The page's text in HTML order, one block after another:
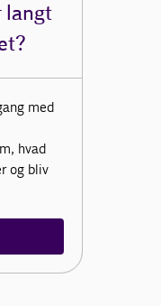
langt
med
hvad
og bliv